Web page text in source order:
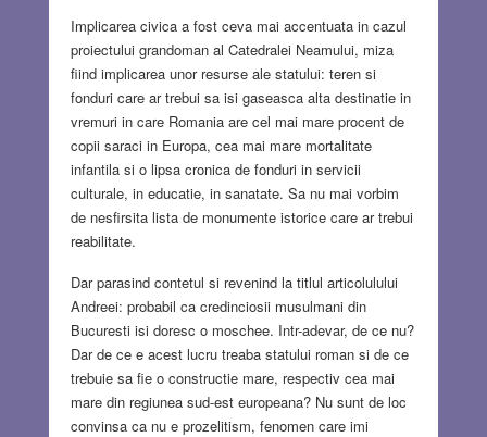
Implicarea civica a fost ceva mai accentuata in cazul
proiectului grandoman al Catedralei Neamului, miza
fiind implicarea unor resurse ale statului: teren si
fonduri care ar trebui sa isi gaseasca alta destinatie in
vremuri in care Romania are cel mai mare procent de
copii saraci in Europa, cea mai mare mortalitate
infantila si o lipsa cronica de fonduri in servicii
culturale, in educatie, in sanatate. Sa nu mai vorbim
de nesfirsita lista de monumente istorice care ar trebui
reabilitate.
Dar parasind contetul si revenind la titlul articolulului
Andreei: probabil ca credinciosii musulmani din
Bucuresti isi doresc o moschee. Intr-adevar, de ce nu?
Dar de ce e acest lucru treaba statului roman si de ce
trebuie sa fie o constructie mare, respectiv cea mai
mare din regiunea sud-est europeana? Nu sunt de loc
convinsa ca nu e prozelitism, fenomen care imi